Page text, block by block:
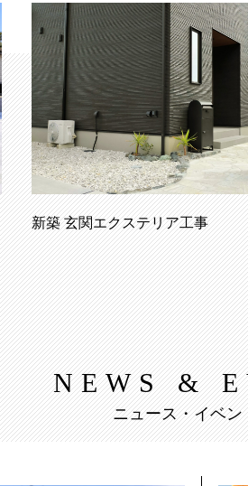
新築 玄関エクステリア工事
NEWS &
ニュース・イベン